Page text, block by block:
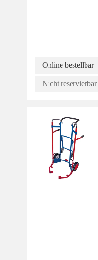
Online bestellbar
Nicht reservierbar